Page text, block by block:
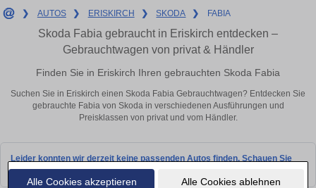
Alle Cookies akzeptieren Alle Cookies ablehnen
❯ AUTOS ❯ ERISKIRCH ❯ SKODA ❯ FABIA
Skoda Fabia gebraucht in Eriskirch entdecken –
Gebrauchtwagen von privat & Händler
Finden Sie in Eriskirch Ihren gebrauchten Skoda Fabia
Suchen Sie in Eriskirch einen Skoda Fabia Gebrauchtwagen? Entdecken Sie
gebrauchte Fabia von Skoda in verschiedenen Ausführungen und
Preisklassen von privat und vom Händler.
Leider konnten wir derzeit keine passenden Autos finden. Schauen Sie
bald wieder vorbei!